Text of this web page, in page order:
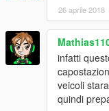
26 aprile 2018
infatti
veicoli
quindi